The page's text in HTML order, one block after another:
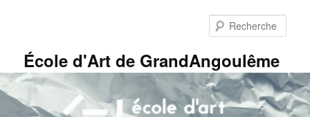
principalÉcole d'Art de GrandAngoulême